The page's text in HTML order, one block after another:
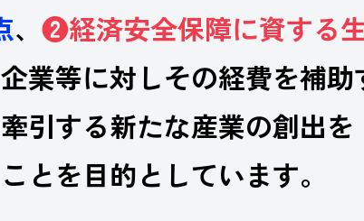
、 ❷経済安全保障に資する
業等に対しその経費を補
引する新たな産業の創出を
とを目的としています。​